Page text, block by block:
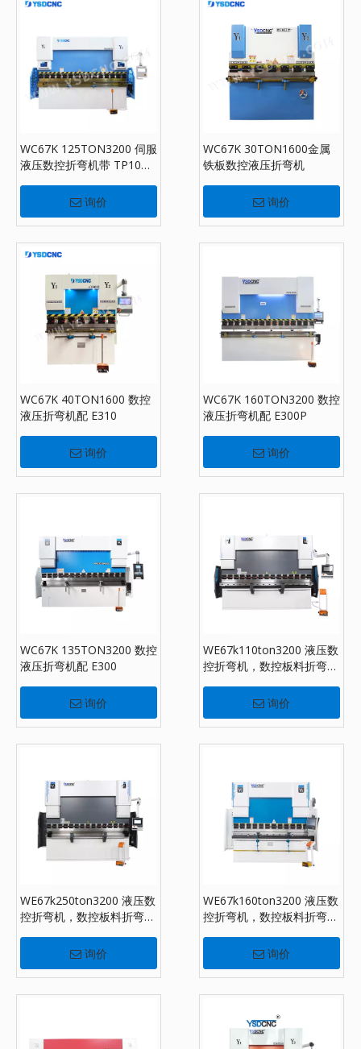
WC67K 125TON3200 伺服
液压数控折弯机带 TP10，
询价
WC67K 30TON1600金属
铁板数控液压折弯机
询价
WC67K 40TON1600 数控
液压折弯机配 E310
询价
WC67K 160TON3200 数控
液压折弯机配 E300P
询价
WC67K 135TON3200 数控
液压折弯机配 E300
询价
WE67k110ton3200 液压数
控折弯机，数控板料折弯机
询价
WE67k250ton3200 液压数
控折弯机，数控板料折弯机
询价
WE67k160ton3200 液压数
控折弯机，数控板料折弯机
询价